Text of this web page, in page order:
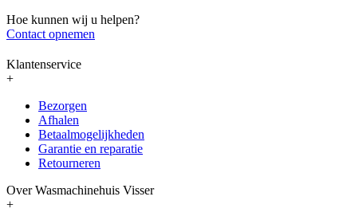
Hoe kunnen wij u helpen?
Contact opnemen
Klantenservice
+
Bezorgen
Afhalen
Betaalmogelijkheden
Garantie en reparatie
Retourneren
Over Wasmachinehuis Visser
+